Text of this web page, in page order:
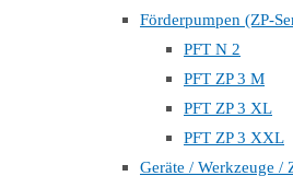
Förderpumpen (ZP-
PFT N 2
PFT ZP 3 M
PFT ZP 3 XL
PFT ZP 3 XXL
Geräte / Werkzeuge /